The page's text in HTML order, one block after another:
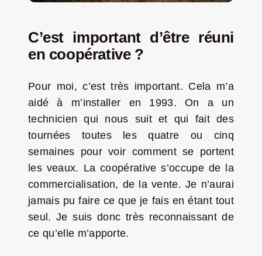
C’est important d’être réuni
en coopérative ?
Pour moi, c’est très important. Cela m’a
aidé à m’installer en 1993. On a un
technicien qui nous suit et qui fait des
tournées toutes les quatre ou cinq
semaines pour voir comment se portent
les veaux. La coopérative s’occupe de la
commercialisation, de la vente. Je n’aurai
jamais pu faire ce que je fais en étant tout
seul. Je suis donc très reconnaissant de
ce qu’elle m’apporte.